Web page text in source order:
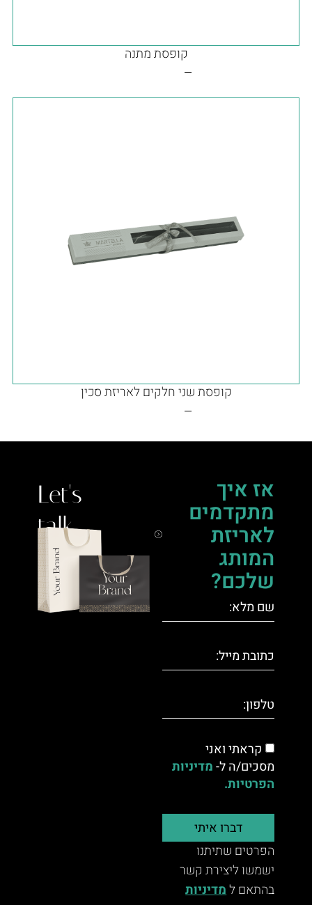
קופסת מתנה
קופסת שני חלקים לאריזת סכין
אז איך
מתקדמים
לאריזת
המותג
שלכם?
קראתי ואני
מסכים/ה ל-מדיניות
הפרטיות.
דברו איתי
הפרטים שתיתנו
ישמשו ליצירת קשר
בהתאם למדיניות
Let's
talk.